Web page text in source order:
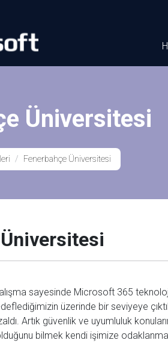
Üniversitesi
Fenerbahçe Üniversitesi
sayesinde Microsoft 365
üzerinde bir seviyeye
Artık güvenlik ve uyumluluk
bilmek kendi işimize